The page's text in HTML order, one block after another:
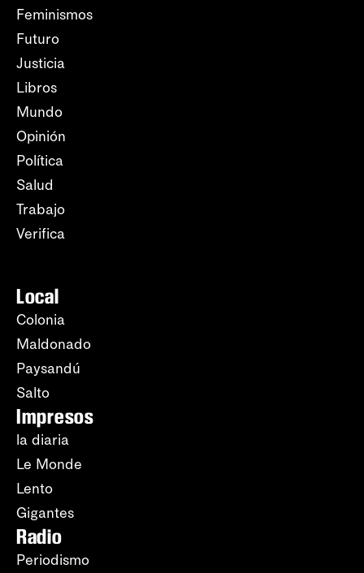
Feminismos
Futuro
Justicia
Libros
Mundo
Opinión
Política
Salud
Trabajo
Verifica
Local
Colonia
Maldonado
Paysandú
Salto
Impresos
la diaria
Le Monde
Lento
Gigantes
Radio
Periodismo